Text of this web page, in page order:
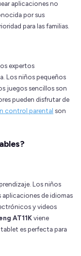
aplicaciones no
por sus
para las familias.
expertos
Los niños pequeños
juegos sencillos son
pueden disfrutar de
control parental son
Los niños
aplicaciones de idiomas
y videos
AT11Kviene
es perfecta para